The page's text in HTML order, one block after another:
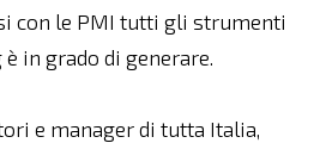
con le PMI tutti gli strumenti
in grado di generare.
e manager di tutta Italia,